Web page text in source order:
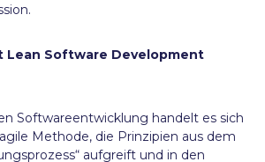
Lean Software Development
Softwareentwicklung handelt es sich
Methode, die Prinzipien aus dem
aufgreift und in den